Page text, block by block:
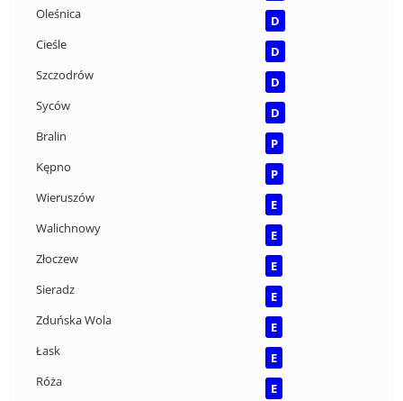
Oleśnica
D
Cieśle
D
Szczodrów
D
Syców
D
Bralin
P
Kępno
P
Wieruszów
E
Walichnowy
E
Złoczew
E
Sieradz
E
Zduńska Wola
E
Łask
E
Róża
E